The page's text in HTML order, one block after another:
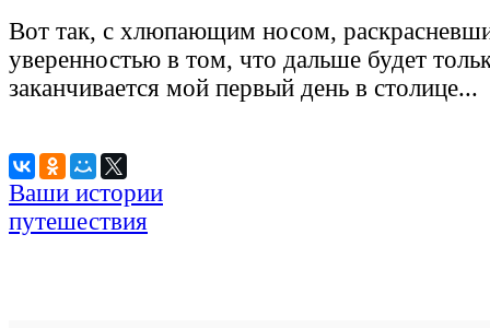
Вот так, с хлюпающим носом,
уверенностью в том, что дальше будет
заканчивается мой первый день в столице...
Ваши истории
путешествия